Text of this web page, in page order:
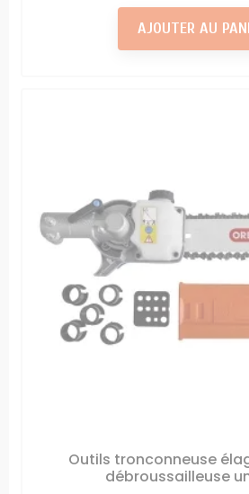
AJOUTER AU
Outils tronconneuse
débroussailleuse